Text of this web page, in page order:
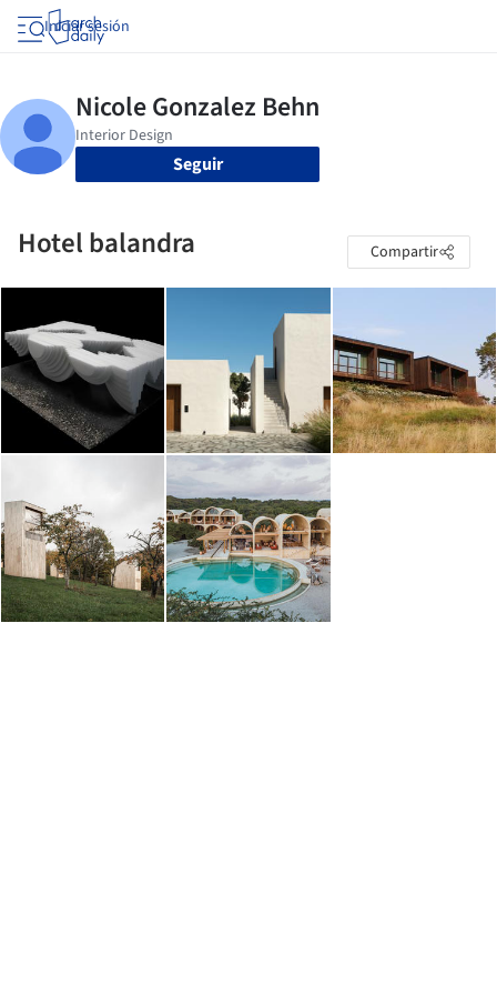
Iniciar sesión
Seguir
Hotel balandra Compartir